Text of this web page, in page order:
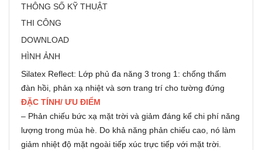
THÔNG SỐ KỸ THUẬT
THI CÔNG
DOWNLOAD
HÌNH ẢNH
Silatex Reflect: Lớp phủ đa năng 3 trong 1: chống thấm
đàn hồi, phản xạ nhiệt và sơn trang trí cho tường đứng
ĐẶC TÍNH/ ƯU ĐIỂM
– Phản chiếu bức xạ mặt trời và giảm đáng kể chi phí năng
lượng trong mùa hè. Do khả năng phản chiếu cao, nó làm
giảm nhiệt độ mặt ngoài tiếp xúc trực tiếp với mặt trời.